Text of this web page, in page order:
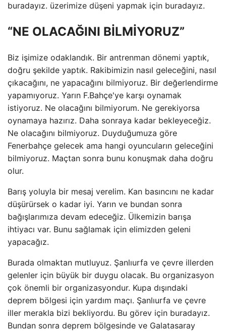
buradayız. üzerimize düşeni yapmak için buradayız.
“NE OLACAĞINI BİLMİYORUZ”
Biz işimize odaklandık. Bir antrenman dönemi yaptık,
doğru şekilde yaptık. Rakibimizin nasıl geleceğini, nasıl
çıkacağını, ne yapacağını bilmiyoruz. Bir değerlendirme
yapamıyoruz. Yarın F.Bahçe'ye karşı oynamak
istiyoruz. Ne olacağını bilmiyorum. Ne gerekiyorsa
oynamaya hazırız. Daha sonraya kadar bekleyeceğiz.
Ne olacağını bilmiyoruz. Duyduğumuza göre
Fenerbahçe gelecek ama hangi oyuncuların geleceğini
bilmiyoruz. Maçtan sonra bunu konuşmak daha doğru
olur.
Barış yoluyla bir mesaj verelim. Kan basıncını ne kadar
düşürürsek o kadar iyi. Yarın ve bundan sonra
bağışlarımıza devam edeceğiz. Ülkemizin barışa
ihtiyacı var. Bunu sağlamak için elimizden geleni
yapacağız.
Burada olmaktan mutluyuz. Şanlıurfa ve çevre illerden
gelenler için büyük bir duygu olacak. Bu organizasyon
çok önemli bir organizasyondur. Kupa dışındaki
deprem bölgesi için yardım maçı. Şanlıurfa ve çevre
iller merakla bizi bekliyordu. Bu görev için buradayız.
Bundan sonra deprem bölgesinde ve Galatasaray